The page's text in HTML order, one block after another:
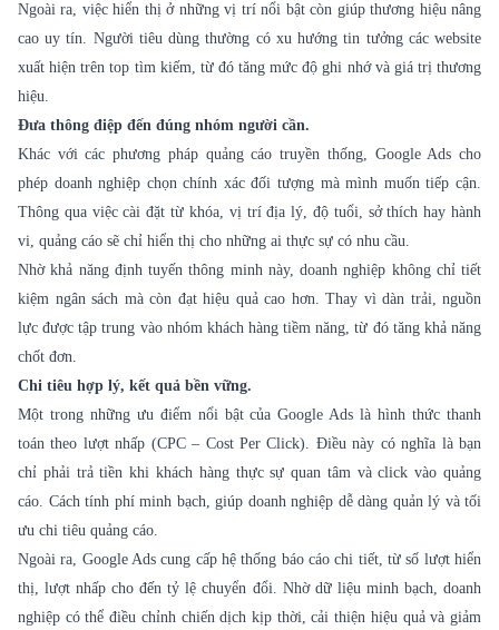
Ngoài ra, việc hiển thị ở những vị trí nổi bật còn giúp thương hiệu nâng
cao uy tín. Người tiêu dùng thường có xu hướng tin tưởng các website
xuất hiện trên top tìm kiếm, từ đó tăng mức độ ghi nhớ và giá trị thương
hiệu.
Đưa thông điệp đến đúng nhóm người cần.
Khác với các phương pháp quảng cáo truyền thống, Google Ads cho
phép doanh nghiệp chọn chính xác đối tượng mà mình muốn tiếp cận.
Thông qua việc cài đặt từ khóa, vị trí địa lý, độ tuổi, sở thích hay hành
vi, quảng cáo sẽ chỉ hiển thị cho những ai thực sự có nhu cầu.
Nhờ khả năng định tuyến thông minh này, doanh nghiệp không chỉ tiết
kiệm ngân sách mà còn đạt hiệu quả cao hơn. Thay vì dàn trải, nguồn
lực được tập trung vào nhóm khách hàng tiềm năng, từ đó tăng khả năng
chốt đơn.
Chi tiêu hợp lý, kết quả bền vững.
Một trong những ưu điểm nổi bật của Google Ads là hình thức thanh
toán theo lượt nhấp (CPC – Cost Per Click). Điều này có nghĩa là bạn
chỉ phải trả tiền khi khách hàng thực sự quan tâm và click vào quảng
cáo. Cách tính phí minh bạch, giúp doanh nghiệp dễ dàng quản lý và tối
ưu chi tiêu quảng cáo.
Ngoài ra, Google Ads cung cấp hệ thống báo cáo chi tiết, từ số lượt hiển
thị, lượt nhấp cho đến tỷ lệ chuyển đổi. Nhờ dữ liệu minh bạch, doanh
nghiệp có thể điều chỉnh chiến dịch kịp thời, cải thiện hiệu quả và giảm